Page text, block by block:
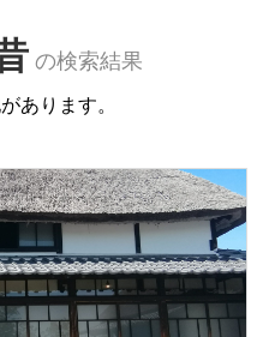
の検索結果
あります。